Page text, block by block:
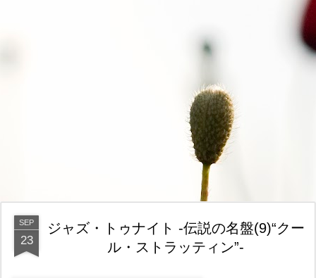
SEP
23
ジャズ・トゥナイト -伝説の名盤(9)“クー
ル・ストラッティン”-